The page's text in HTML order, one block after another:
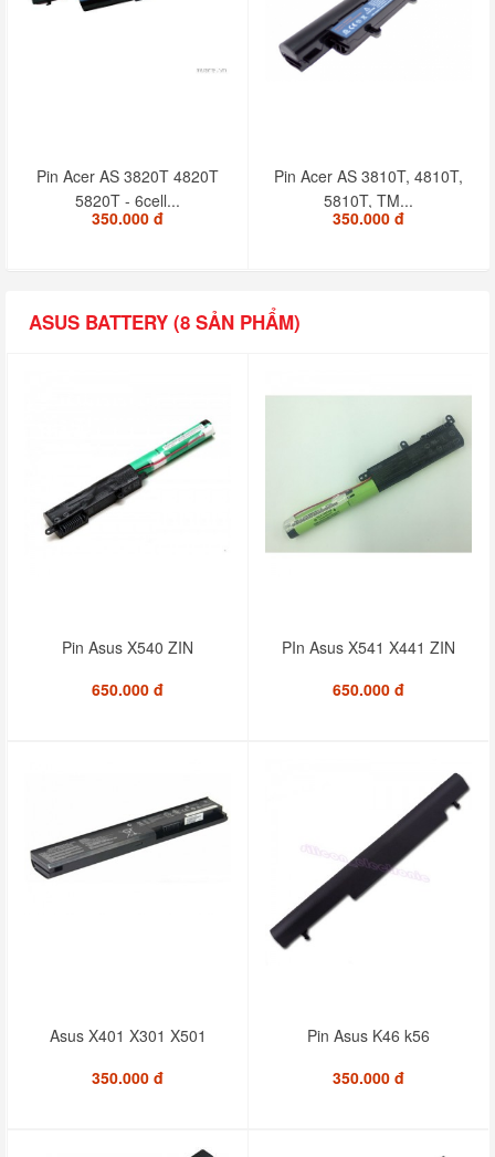
Pin Acer AS 3820T 4820T
5820T - 6cell...
350.000 đ
Pin Acer AS 3810T, 4810T,
5810T, TM...
350.000 đ
ASUS BATTERY (8 SẢN PHẨM)
Pin Asus X540 ZIN
650.000 đ
PIn Asus X541 X441 ZIN
650.000 đ
Asus X401 X301 X501
350.000 đ
Pin Asus K46 k56
350.000 đ